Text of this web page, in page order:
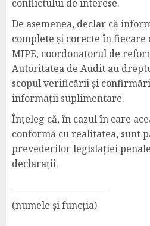
conflictului de interese.
De asemenea, declar că
complete și corecte în
MIPE, coordonatorul de
Autoritatea de Audit au
scopul verificării și
informații suplimentare.
Înțeleg că, în cazul în care
conformă cu realitatea, sunt
prevederilor legislației
declarații.
(numele și funcția)